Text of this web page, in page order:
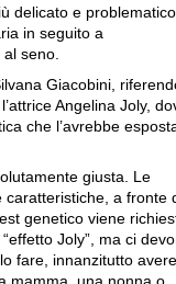
delicato e
in seguito a
seno.
Giacobini,
Angelina Joly,
che l’avrebbe
giusta. Le
caratteristiche, a fronte
genetico viene
Joly”, ma ci
fare, innanzitutto avere